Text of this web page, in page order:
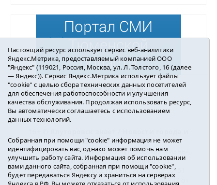
Погода в Ялуторовске
района2016-2023
Учредитель: АНО «ИИЦ « Ялуторовская жизнь».
Главный редактор: Вешкурцева С.П.
E-mail:yznaet@inbox.ruТел.: 8(34535)2-02-51
Регистрационный номер ЭЛ № ФС 77-64937 от
Настоящий ресурс использует сервис веб-аналитики
Яндекс.Метрика, предоставляемый компанией ООО
"Яндекс" (119021, Россия, Москва, ул. Л. Толстого, 16 (далее
— Яндекс)). Сервис Яндекс.Метрика использует файлы
"cookie" с целью сбора технических данных посетителей
для обеспечения работоспособности и улучшения
качества обслуживания. Продолжая использовать ресурс,
Вы автоматически соглашаетесь с использованием
данных технологий.
Собранная при помощи "cookie" информация не может
идентифицировать вас, однако может помочь нам
улучшить работу сайта. Информация об использовании
вами данного сайта, собранная при помощи "cookie",
будет передаваться Яндексу и храниться на серверах